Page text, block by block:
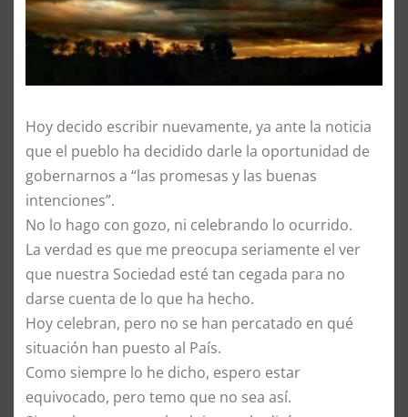
Hoy decido escribir nuevamente, ya ante la noticia
que el pueblo ha decidido darle la oportunidad de
gobernarnos a “las promesas y las buenas
intenciones”.
No lo hago con gozo, ni celebrando lo ocurrido.
La verdad es que me preocupa seriamente el ver
que nuestra Sociedad esté tan cegada para no
darse cuenta de lo que ha hecho.
Hoy celebran, pero no se han percatado en qué
situación han puesto al País.
Como siempre lo he dicho, espero estar
equivocado, pero temo que no sea así.